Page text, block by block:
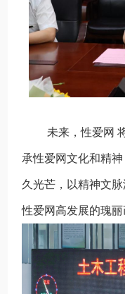
未来，性爱网
承性爱网文化和精
久光芒，以精神文
性爱网高发展的瑰丽